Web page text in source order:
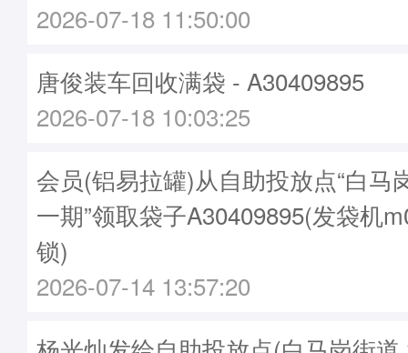
2026-07-18 11:50:00
唐俊装车回收满袋 - A30409895
2026-07-18 10:03:25
会员(铝易拉罐)从自助投放点“白马
一期”领取袋子A30409895(发袋机
锁)
2026-07-14 13:57:20